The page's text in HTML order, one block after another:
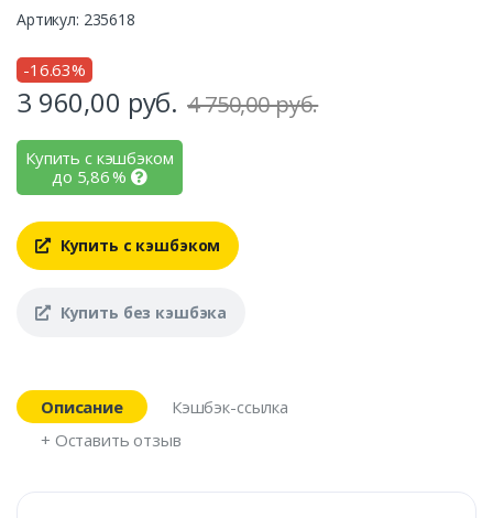
Артикул: 235618
-16.63%
3 960,00 руб. 4 750,00 руб.
Купить с кэшбэком
до 5,86%
Купить с кэшбэком
Купить без кэшбэка
Описание
Кэшбэк-ссылка
+ Оставить отзыв